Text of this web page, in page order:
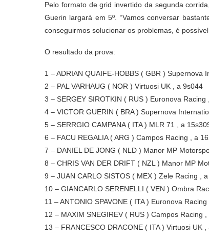
Pelo formato de grid invertido da segunda
Guerin largará em 5º. “Vamos conversar
conseguirmos solucionar os problemas, é
O resultado da prova:
1 – ADRIAN QUAIFE-HOBBS ( GBR ) Supernova
2 – PAL VARHAUG ( NOR ) Virtuosi UK , a 9s044
3 – SERGEY SIROTKIN ( RUS ) Euronova Racing
4 – VICTOR GUERIN ( BRA ) Supernova
5 – SERRGIO CAMPANA ( ITA ) MLR 71 , a
6 – FACU REGALIA ( ARG ) Campos Racing , a
7 – DANIEL DE JONG ( NLD ) Manor MP
8 – CHRIS VAN DER DRIFT ( NZL ) Manor MP
9 – JUAN CARLO SISTOS ( MEX ) Zele Racing ,
10 – GIANCARLO SERENELLI ( VEN ) Ombra
11 – ANTONIO SPAVONE ( ITA ) Euronova
12 – MAXIM SNEGIREV ( RUS ) Campos Racing
13 – FRANCESCO DRACONE ( ITA ) Virtuosi UK ,